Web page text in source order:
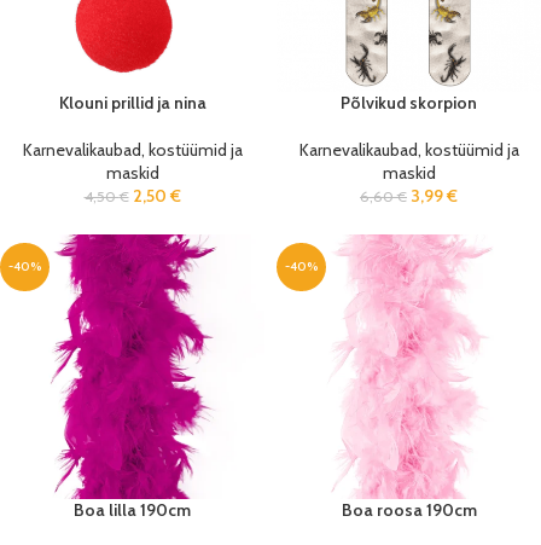
Klouni prillid ja nina
Karnevalikaubad, kostüümid ja
maskid
4,50€ 2,50 €
Põlvikud skorpion
Karnevalikaubad, kostüümid ja
maskid
6,60€ 3,99€
-40%
Boa lilla 190cm
-40%
Boa roosa 190cm